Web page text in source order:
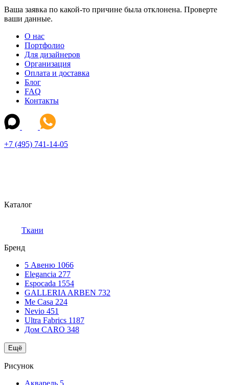
Ваша заявка по какой-то причине была отклонена. Проверте
ваши данные.
О нас
Портфолио
Для дизайнеров
Организация
Оплата и доставка
Блог
FAQ
Контакты
+7 (495) 741-14-05
Каталог
Ткани
Бренд
5 Авеню 1066
Elegancia 277
Espocada 1554
GALLERIA ARBEN 732
Me Casa 224
Nevio 451
Ultra Fabrics 1187
Дом CARO 348
Ещё
Рисунок
Акварель 5